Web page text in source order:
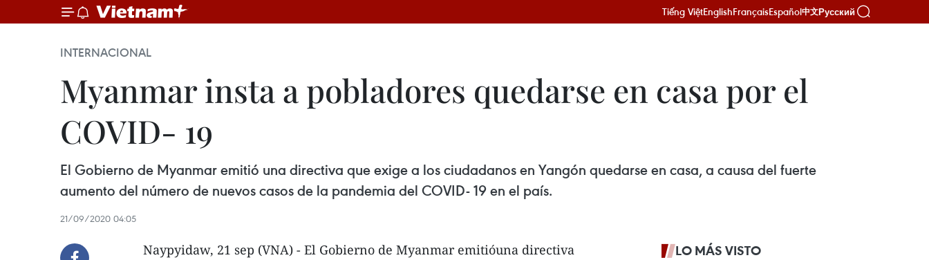
Tiếng ViệtEnglishFrançaisEspañol中文Русский
INTERNACIONAL
Myanmar insta a pobladores quedarse en casa por el
COVID- 19
El Gobierno de Myanmar emitió una directiva que exige a los ciudadanos en Yangón quedarse en casa, a causa del fuerte
aumento del número de nuevos casos de la pandemia del COVID- 19 en el país.
21/09/2020 04:05
Naypyidaw, 21 sep (VNA) - El Gobierno de Myanmar emitióuna directiva
LO MÁS VISTO